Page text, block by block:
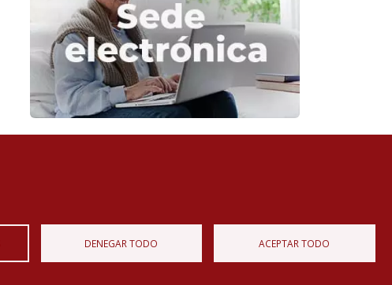
DENEGAR TODO ACEPTAR TODO